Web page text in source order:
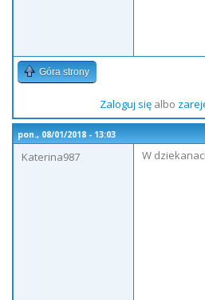
Góra strony
Zaloguj sięalbo
pon., 08/01/2018 - 13:03
Katerina987
W